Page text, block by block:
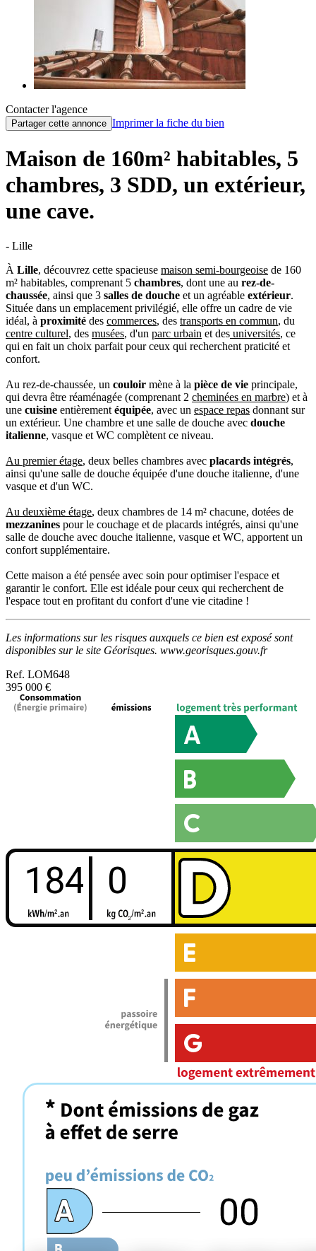
Contacter l'agence
Partager cette annonce Imprimer la fiche du bien
Maison de 160m² habitables, 5
chambres, 3 SDD, un extérieur,
une cave.
- Lille
À Lille, découvrez cette spacieuse maison semi-bourgeoise de 160
m² habitables, comprenant 5 chambres, dont une au rez-de-
chaussée, ainsi que 3 salles de douche et un agréable extérieur.
Située dans un emplacement privilégié, elle offre un cadre de vie
idéal, à proximité des commerces, des transports en commun, du
centre culturel, des musées, d'un parc urbain et des universités, ce
qui en fait un choix parfait pour ceux qui recherchent praticité et
confort.
Au rez-de-chaussée, un couloir mène à la pièce de vie principale,
qui devra être réaménagée (comprenant 2 cheminées en marbre) et à
une cuisine entièrement équipée, avec un espace repas donnant sur
un extérieur. Une chambre et une salle de douche avec douche
italienne, vasque et WC complètent ce niveau.
Au premier étage, deux belles chambres avec placards intégrés,
ainsi qu'une salle de douche équipée d'une douche italienne, d'une
vasque et d'un WC.
Au deuxième étage, deux chambres de 14 m² chacune, dotées de
mezzanines pour le couchage et de placards intégrés, ainsi qu'une
salle de douche avec douche italienne, vasque et WC, apportent un
confort supplémentaire.
Cette maison a été pensée avec soin pour optimiser l'espace et
garantir le confort. Elle est idéale pour ceux qui recherchent de
l'espace tout en profitant du confort d'une vie citadine !
Les informations sur les risques auxquels ce bien est exposé sont
disponibles sur le site Géorisques. www.georisques.gouv.fr
Ref. LOM648
395 000 €
184 0